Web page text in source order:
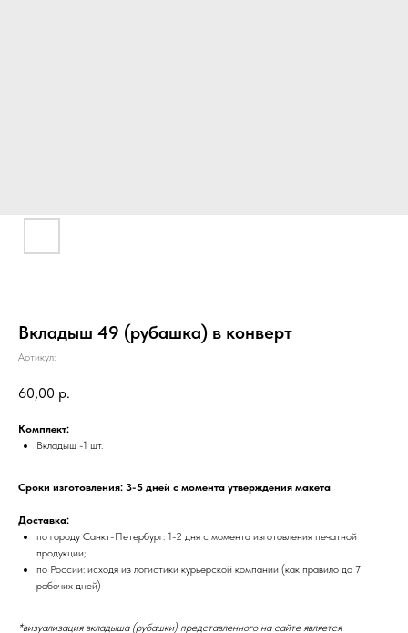
Вкладыш 49 (рубашка) в конверт
Артикул:
60,00 р.
Комплект:
Вкладыш -1 шт.
Сроки изготовления: 3-5 дней с момента утверждения макета
Доставка:
по городу Санкт-Петербург: 1-2 дня с момента изготовления печатной
продукции;
по России: исходя из логистики курьерской компании (как правило до 7
рабочих дней)
*визуализация вкладыша (рубашки) представленного на сайте является